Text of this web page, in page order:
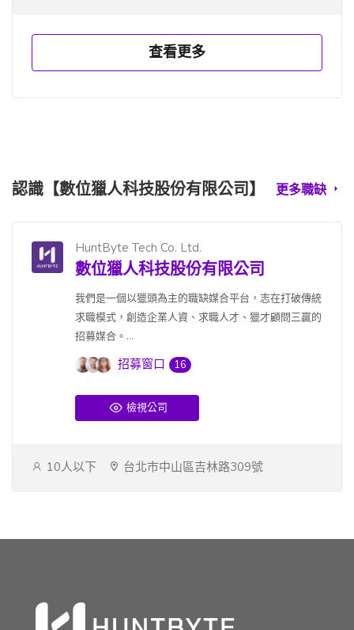
查看更多
認識【數位獵人科技股份有限公司】 更多職缺
HuntByte Tech Co. Ltd.
數位獵人科技股份有限公司
我們是一個以獵頭為主的職缺媒合平台，志在打破傳統
求職模式，創造企業人資、求職人才、獵才顧問三贏的
招募媒合。...
招募窗口 16
檢視公司
10人以下 台北市中山區吉林路309號